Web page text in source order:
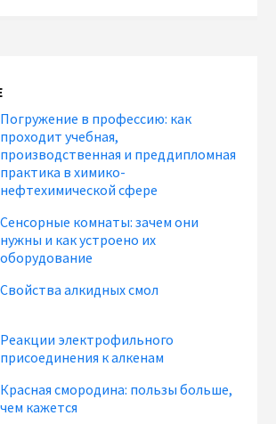
Погружение в профессию: как
проходит учебная,
производственная и преддипломная
практика в химико-
нефтехимической сфере
Сенсорные комнаты: зачем они
нужны и как устроено их
оборудование
Свойства алкидных смол
Реакции электрофильного
присоединения к алкенам
Красная смородина: пользы больше,
чем кажется